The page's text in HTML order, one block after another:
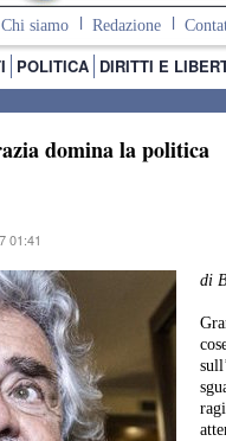
Chi siamo Redazione
POLITICA DIRITTI E
domina la politica
01:41
di